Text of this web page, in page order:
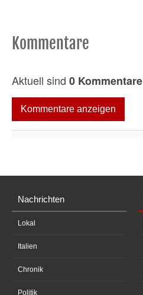
Kommentare
Aktuell sind 0 Kommentare
Kommentare anzeigen
Nachrichten
Lokal
Italien
Chronik
Politik